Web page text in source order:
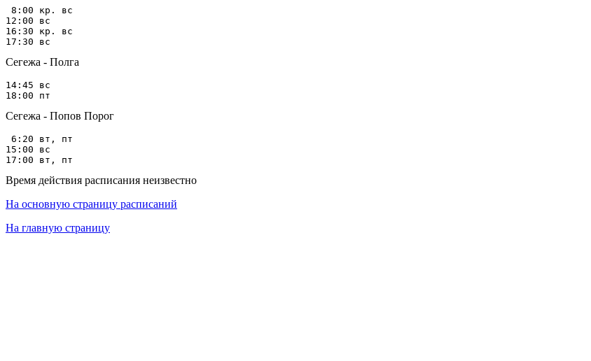
8:00 кр. вс
12:00 вс
16:30 кр. вс
Сегежа - Полга
14:45 вс
Сегежа - Попов Порог
6:20 вт, пт
15:00 вс
Время действия расписания неизвестно
На основную страницу расписаний
На главную страницу